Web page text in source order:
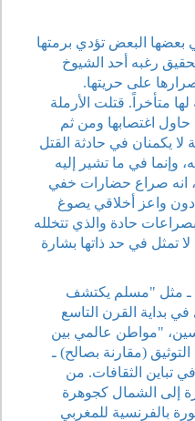
بعضها البعض تؤدي برمتها
رغبه أحد الشيوخ
على حريتها.
متأخراً. قتلت الأرملة
اغتصابها ومن ثم
لا يكمنان في حادثة القتل
وإنما في ما تشير إليه
انه صراع حضارات خفي
واعز أخلاقي يصوغ
حادة والذي تتخلله
لا تمثل في حد ذاتها بشارة
ـ مثل "مسلم يكتشف
بداية القرن التاسع
"مواطن عالمي بين
(مقارنة بصالح) ـ
تباين الثقافات. من
إلى الشمال كجوهرة
بالفرنسية للمغربي